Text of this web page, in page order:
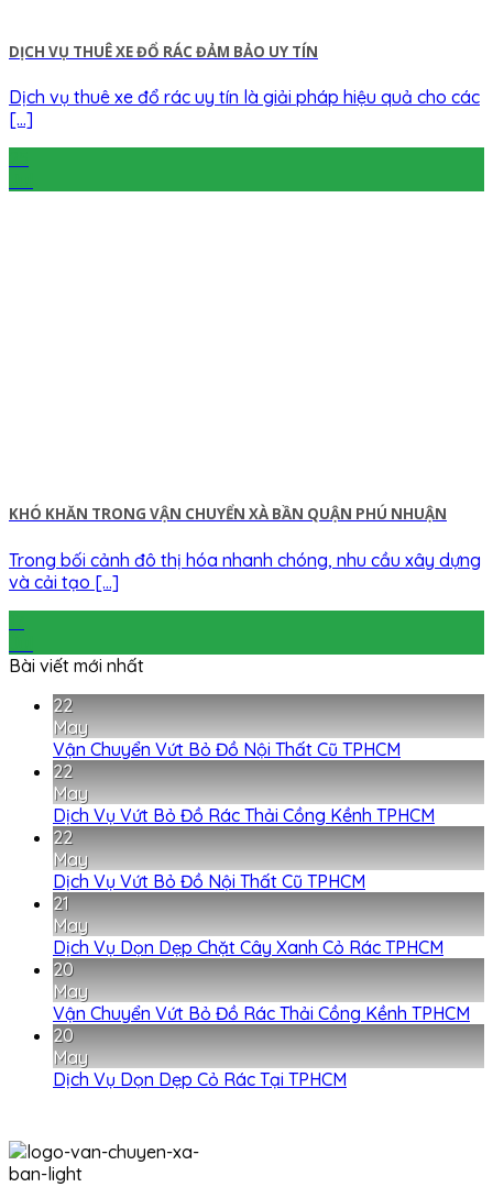
DỊCH VỤ THUÊ XE ĐỔ RÁC ĐẢM BẢO UY TÍN
Dịch vụ thuê xe đổ rác uy tín là giải pháp hiệu quả cho các
[...]
KHÓ KHĂN TRONG VẬN CHUYỂN XÀ BẦN QUẬN PHÚ NHUẬN
Trong bối cảnh đô thị hóa nhanh chóng, nhu cầu xây dựng
và cải tạo [...]
Bài viết mới nhất
22
May
Vận Chuyển Vứt Bỏ Đồ Nội Thất Cũ TPHCM
22
May
Dịch Vụ Vứt Bỏ Đồ Rác Thải Cồng Kềnh TPHCM
22
May
Dịch Vụ Vứt Bỏ Đồ Nội Thất Cũ TPHCM
21
May
Dịch Vụ Dọn Dẹp Chặt Cây Xanh Cỏ Rác TPHCM
20
May
Vận Chuyển Vứt Bỏ Đồ Rác Thải Cồng Kềnh TPHCM
20
May
Dịch Vụ Dọn Dẹp Cỏ Rác Tại TPHCM